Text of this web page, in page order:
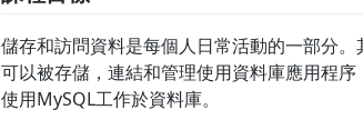
儲存和訪問資料是每個人日常活動的一部分
可以被存儲，連結和管理使用資料庫應用程
使用MySQL工作於資料庫。